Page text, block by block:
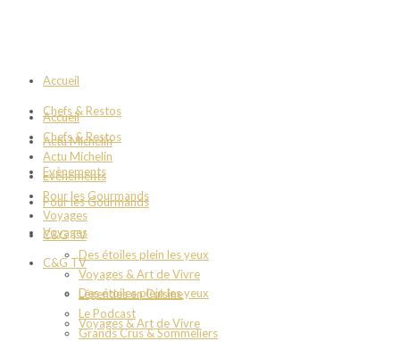
Accueil
Chefs & Restos
Actu Michelin
Evènements
Pour les Gourmands
Voyages
C&G TV
Des étoiles plein les yeux
Voyages & Art de Vivre
Accueil
Chefs & Restos
Actu Michelin
Evènements
Pour les Gourmands
Voyages
C&G TV
Des étoiles plein les yeux
Voyages & Art de Vivre
Légendes en Cuisine
Le Podcast
Grands Crus & Sommeliers